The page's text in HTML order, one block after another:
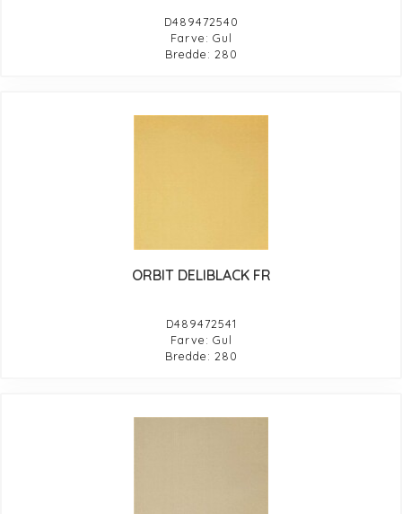
D489472540
Farve: Gul
Bredde: 280
ORBIT DELIBLACK FR
D489472541
Farve: Gul
Bredde: 280